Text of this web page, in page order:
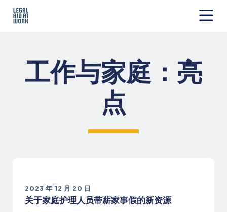
Work
工作与家庭：亮
点
2023 年 12 月 20 日
关于家庭护理人员带薪家事假的新资源